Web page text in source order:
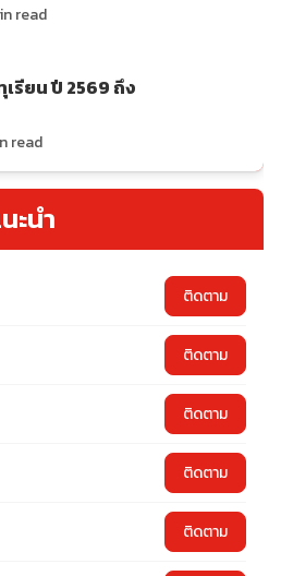
read
เรียน ปี 2569 ถึง
read
ะนำ
ติดตาม
ติดตาม
ติดตาม
ติดตาม
ติดตาม